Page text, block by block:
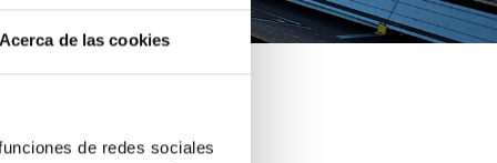
de las cookies
de redes sociales